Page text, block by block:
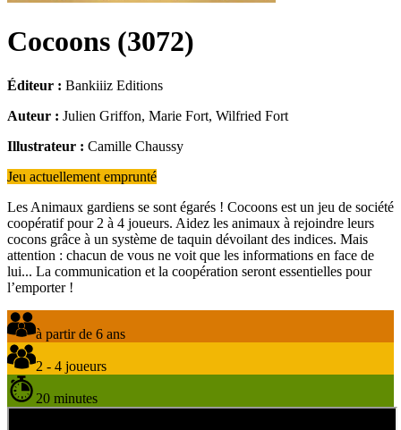
Cocoons (3072)
Éditeur : Bankiiiz Editions
Auteur : Julien Griffon, Marie Fort, Wilfried Fort
Illustrateur : Camille Chaussy
Jeu actuellement emprunté
Les Animaux gardiens se sont égarés ! Cocoons est un jeu de société
coopératif pour 2 à 4 joueurs. Aidez les animaux à rejoindre leurs
cocons grâce à un système de taquin dévoilant des indices. Mais
attention : chacun de vous ne voit que les informations en face de
lui... La communication et la coopération seront essentielles pour
l’emporter !
à partir de 6 ans
2 - 4 joueurs
20 minutes